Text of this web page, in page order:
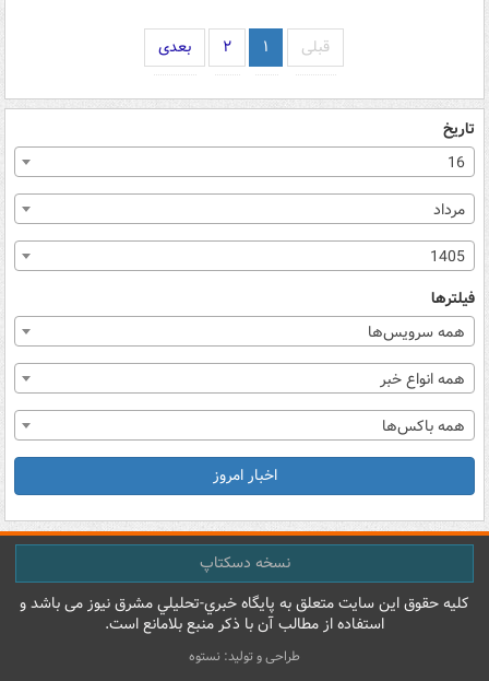
قبلی ۱ ۲ بعدی
تاریخ
16
مرداد
1405
فیلترها
همه سرویس‌ها
همه انواع خبر
همه باکس‌ها
اخبار امروز
نسخه دسکتاپ
کليه حقوق اين سايت متعلق به پایگاه خبري-تحليلي مشرق نيوز می باشد و
استفاده از مطالب آن با ذکر منبع بلامانع است.
طراحی و تولید: نستوه